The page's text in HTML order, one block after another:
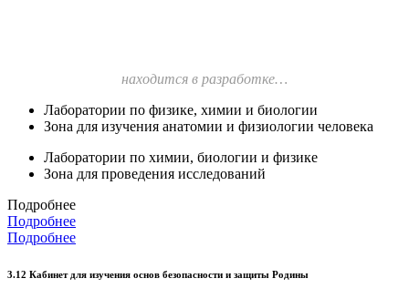
находится в разработке…
Лаборатории по физике, химии и биологии
Зона для изучения анатомии и физиологии человека
Лаборатории по химии, биологии и физике
Зона для проведения исследований
Подробнее
Подробнее
Подробнее
3.12 Кабинет для изучения основ безопасности и защиты Родины